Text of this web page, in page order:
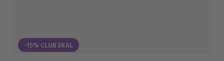
-15% CLUB DEAL